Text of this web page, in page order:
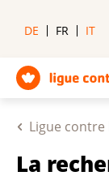
DE FR IT
Ligue contre
La